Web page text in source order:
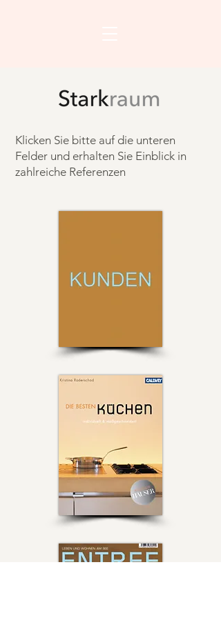
Klicken Sie bitte auf die unteren
Felder und erhalten Sie Einblick in
zahlreiche Referenzen